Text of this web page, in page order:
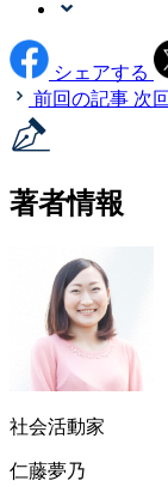
シェアする
前回の記事 次
著者情報
社会活動家
仁藤夢乃